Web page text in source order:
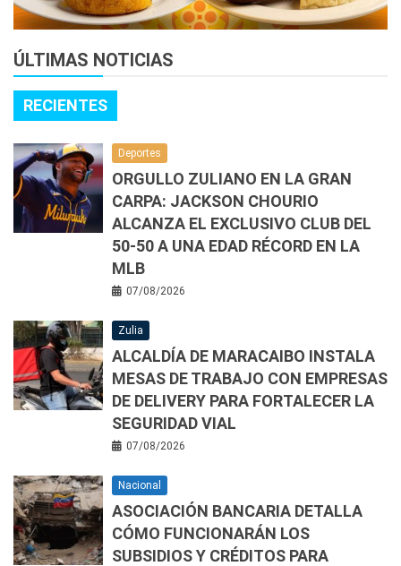
ÚLTIMAS NOTICIAS
RECIENTES
Deportes
ORGULLO ZULIANO EN LA GRAN
CARPA: JACKSON CHOURIO
ALCANZA EL EXCLUSIVO CLUB DEL
50-50 A UNA EDAD RÉCORD EN LA
MLB
07/08/2026
Zulia
ALCALDÍA DE MARACAIBO INSTALA
MESAS DE TRABAJO CON EMPRESAS
DE DELIVERY PARA FORTALECER LA
SEGURIDAD VIAL
07/08/2026
Nacional
ASOCIACIÓN BANCARIA DETALLA
CÓMO FUNCIONARÁN LOS
SUBSIDIOS Y CRÉDITOS PARA